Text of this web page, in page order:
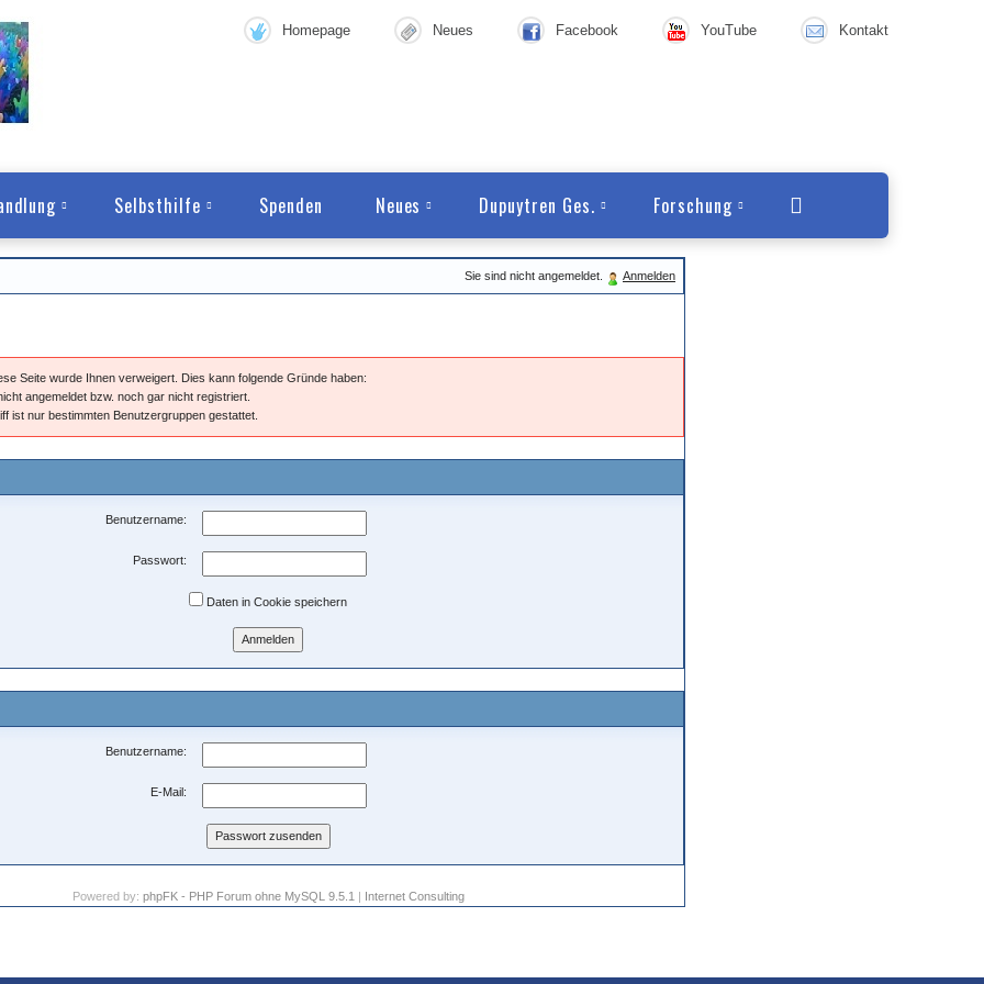
Homepage Neues Facebook YouTube Kontakt
Selbsthilfe Spenden Neues Dupuytren Ges. Forschung
Sie sind nicht angemeldet. Anmelden
Seite wurde Ihnen verweigert. Dies kann folgende Gründe haben:
angemeldet bzw. noch gar nicht registriert.
ist nur bestimmten Benutzergruppen gestattet.
Benutzername:
Passwort:
Daten in Cookie speichern
Benutzername:
E-Mail:
Powered by: phpFK - PHP Forum ohne MySQL 9.5.1 | Internet Consulting